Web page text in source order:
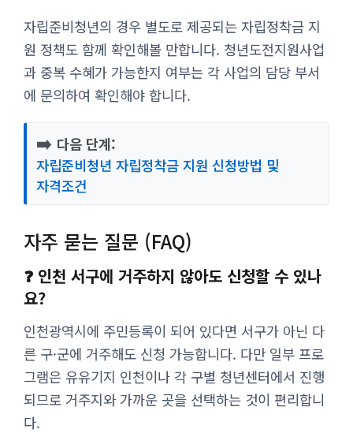
자립준비청년의 경우 별도로 제공되는 자립정착금 지
원 정책도 함께 확인해볼 만합니다. 청년도전지원사업
과 중복 수혜가 가능한지 여부는 각 사업의 담당 부서
에 문의하여 확인해야 합니다.
➡️ 다음 단계:
자립준비청년 자립정착금 지원 신청방법 및
자격조건
자주 묻는 질문 (FAQ)
❓ 인천 서구에 거주하지 않아도 신청할 수 있나
요?
인천광역시에 주민등록이 되어 있다면 서구가 아닌 다
른 구·군에 거주해도 신청 가능합니다. 다만 일부 프로
그램은 유유기지 인천이나 각 구별 청년센터에서 진행
되므로 거주지와 가까운 곳을 선택하는 것이 편리합니
다.